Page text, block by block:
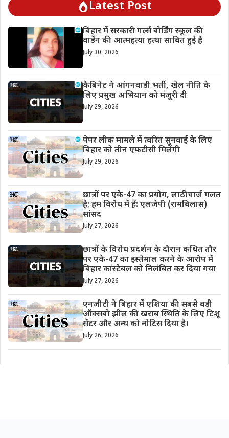
Latest Post
बिहार में सरकारी गर्ल्स बोर्डिंग स्कूल की
वार्डेन की आत्महत्या हत्या साबित हुई है
July 30, 2026
कैबिनेट ने आंगनवाड़ी भर्ती, खेल नीति के
लिए प्रमुख अभियान को मंजूरी दी
July 29, 2026
पेपर लीक मामले में त्वरित सुनवाई के लिए
बिहार को तीन एफटीसी मिलेंगी
July 29, 2026
छात्रों पर एके-47 का प्रयोग, लाठीचार्ज गलत
है; हम विरोध में हैं: एलजेपी (रामबिलास)
सांसद
July 27, 2026
छात्रों के विरोध प्रदर्शन के दौरान कथित तौर
पर एके-47 का इस्तेमाल करने के आरोप में
बिहार कांस्टेबल को निलंबित कर दिया गया
July 27, 2026
एनजीटी ने बिहार में एशिया की सबसे बड़ी
ऑक्सबो झील की खराब स्थिति के लिए टिशू
सेंटर और अन्य को नोटिस दिया है।
July 26, 2026